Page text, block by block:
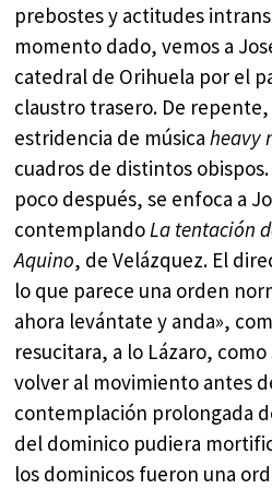
prebostes y actitudes
momento dado, vemos a
catedral de Orihuela por el
claustro trasero. De
estridencia de músicaheavy
cuadros de distintos
poco después, se enfoca a
contemplando La tentación
Aquino, de Velázquez. El
lo que parece una orden
ahora levántate y anda»,
resucitara, a lo Lázaro,
volver al movimiento antes
contemplación prolongada
del dominico pudiera
los dominicos fueron una